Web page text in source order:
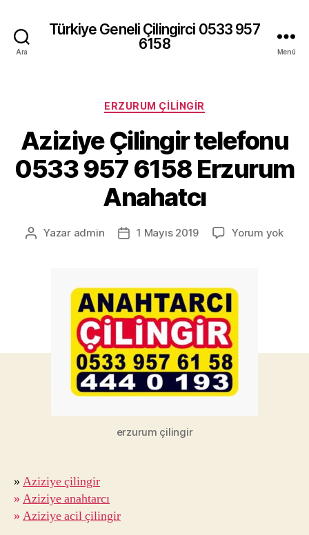
Ara
Türkiye Geneli Çilingirci 0533 957
6158
Menü
Kategoriler
ERZURUM ÇILINGIR
Aziziye Çilingir telefonu
0533 957 6158 Erzurum
Anahatcı
Yazının
Yazar admin
Yazı1 Mayıs 2019 Yorum yok
erzurum çilingir
» Aziziye çilingir
» Aziziye anahtarcı
» Aziziye acil çilingir